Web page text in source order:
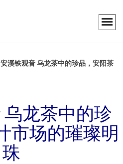
安溪铁观音 乌龙茶中的珍品，安阳茶
龙茶中的珍
市场的璀璨明
珠